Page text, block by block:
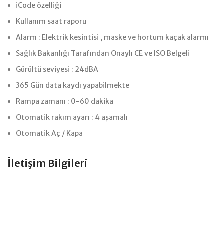
iCode özelliği
Kullanım saat raporu
Alarm : Elektrik kesintisi , maske ve hortum kaçak alarmı
Sağlık Bakanlığı Tarafından Onaylı CE ve ISO Belgeli
Gürültü seviyesi : 24dBA
365 Gün data kaydı yapabilmekte
Rampa zamanı : 0-60 dakika
Otomatik rakım ayarı : 4 aşamalı
Otomatik Aç / Kapa
İletişim Bilgileri